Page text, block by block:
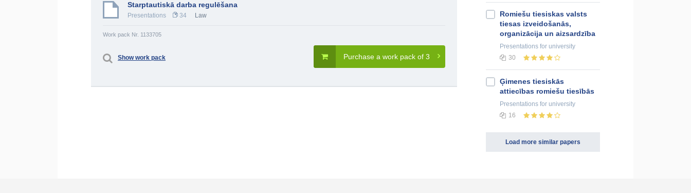
Starptautiskā darba regulēšana
Presentations 34 Law
Work pack Nr. 1133705
Purchase a work pack of 3
Show work pack
Romiešu tiesiskas valsts
tiesas izveidošanās,
organizācija un aizsardzība
Presentations for university
30
Ģimenes tiesiskās
attiecības romiešu tiesībās
Presentations for university
16
Load more similar papers